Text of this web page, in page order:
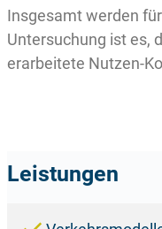
Insgesamt werden
Untersuchung ist es,
erarbeitete Nutzen-
Leistungen